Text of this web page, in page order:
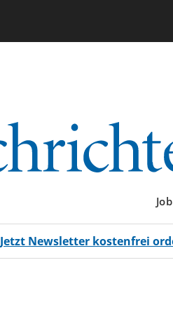
Jetzt Newsletter kostenfrei